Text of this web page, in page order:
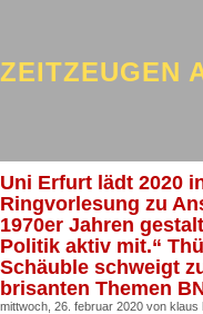
ZEITZEUGEN
Uni Erfurt lädt 2020
Ringvorlesung zu
1970er Jahren
Politik aktiv mit.“
Schäuble schweigt
brisanten Themen
mittwoch, 26. februar 2020 von klaus